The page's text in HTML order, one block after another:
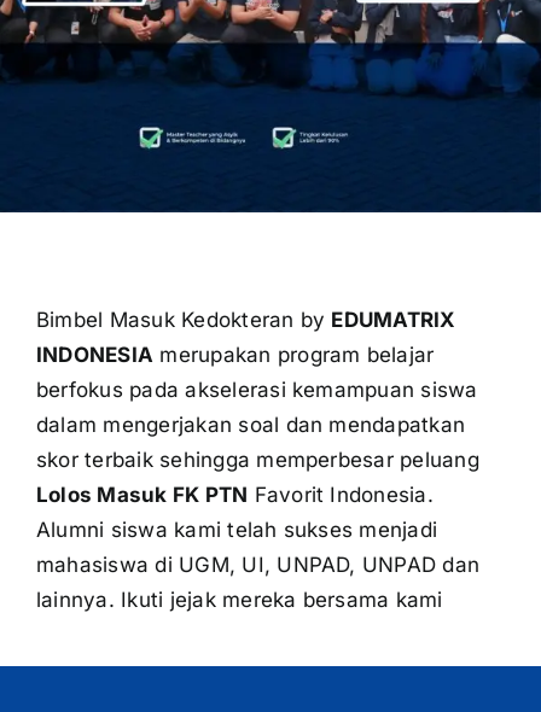
OUR PROGRAM
CONTACT US
Bimbel Masuk Kedokteran by EDUMATRIX
INDONESIA merupakan program belajar
berfokus pada akselerasi kemampuan siswa
dalam mengerjakan soal dan mendapatkan
skor terbaik sehingga memperbesar peluang
Lolos Masuk FK PTN Favorit Indonesia.
Alumni siswa kami telah sukses menjadi
mahasiswa di UGM, UI, UNPAD, UNPAD dan
lainnya. Ikuti jejak mereka bersama kami